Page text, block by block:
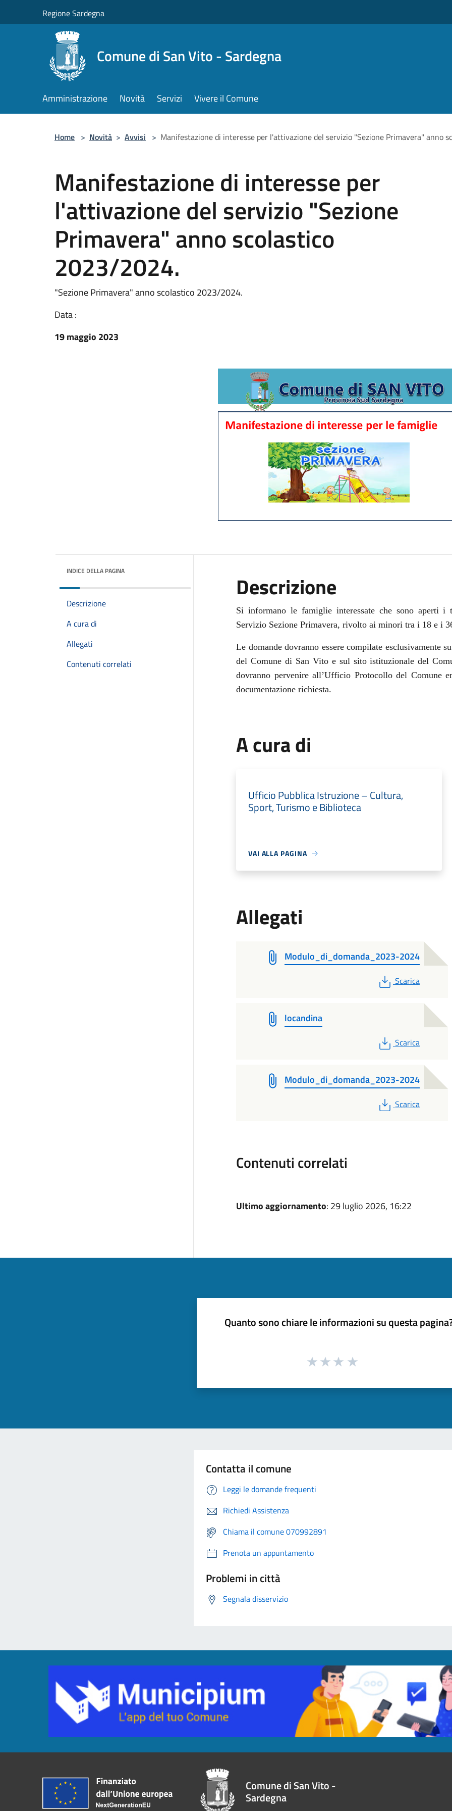
Regione Sardegna
Comune di San Vito - Sardegna
Amministrazione Novità Servizi Vivere il Comune
Home > Novità > Avvisi > Manifestazione di interesse per l'attivazione del servizio "Sezione Primavera" anno
Manifestazione di interesse per
l'attivazione del servizio "Sezione
Primavera" anno scolastico
2023/2024.
"Sezione Primavera" anno scolastico 2023/2024.
Data :
19 maggio 2023
INDICE DELLA PAGINA
Descrizione
A cura di
Allegati
Contenuti correlati
Descrizione
Si informano le famiglie interessate che sono aperti
Servizio Sezione Primavera, rivolto ai minori tra i 18 e i
Le domande dovranno essere compilate esclusivamente
del Comune di San Vito e sul sito istituzionale del
dovranno pervenire all’Ufficio Protocollo del Comune
documentazione richiesta.
A cura di
Ufficio Pubblica Istruzione – Cultura,
Sport, Turismo e Biblioteca
VAI ALLA PAGINA
Allegati
Modulo_di_domanda_2023-2024
PDF
Scarica
locandina
PDF
Scarica
Modulo_di_domanda_2023-2024
PDF
Scarica
Contenuti correlati
Ultimo aggiornamento: 29 luglio 2026, 16:22
Quanto sono chiare le informazioni su questa
Contatta il comune
Leggi le domande frequenti
Richiedi Assistenza
Chiama il comune 070992891
Prenota un appuntamento
Problemi in città
Segnala disservizio
Comune di San Vito -
Sardegna